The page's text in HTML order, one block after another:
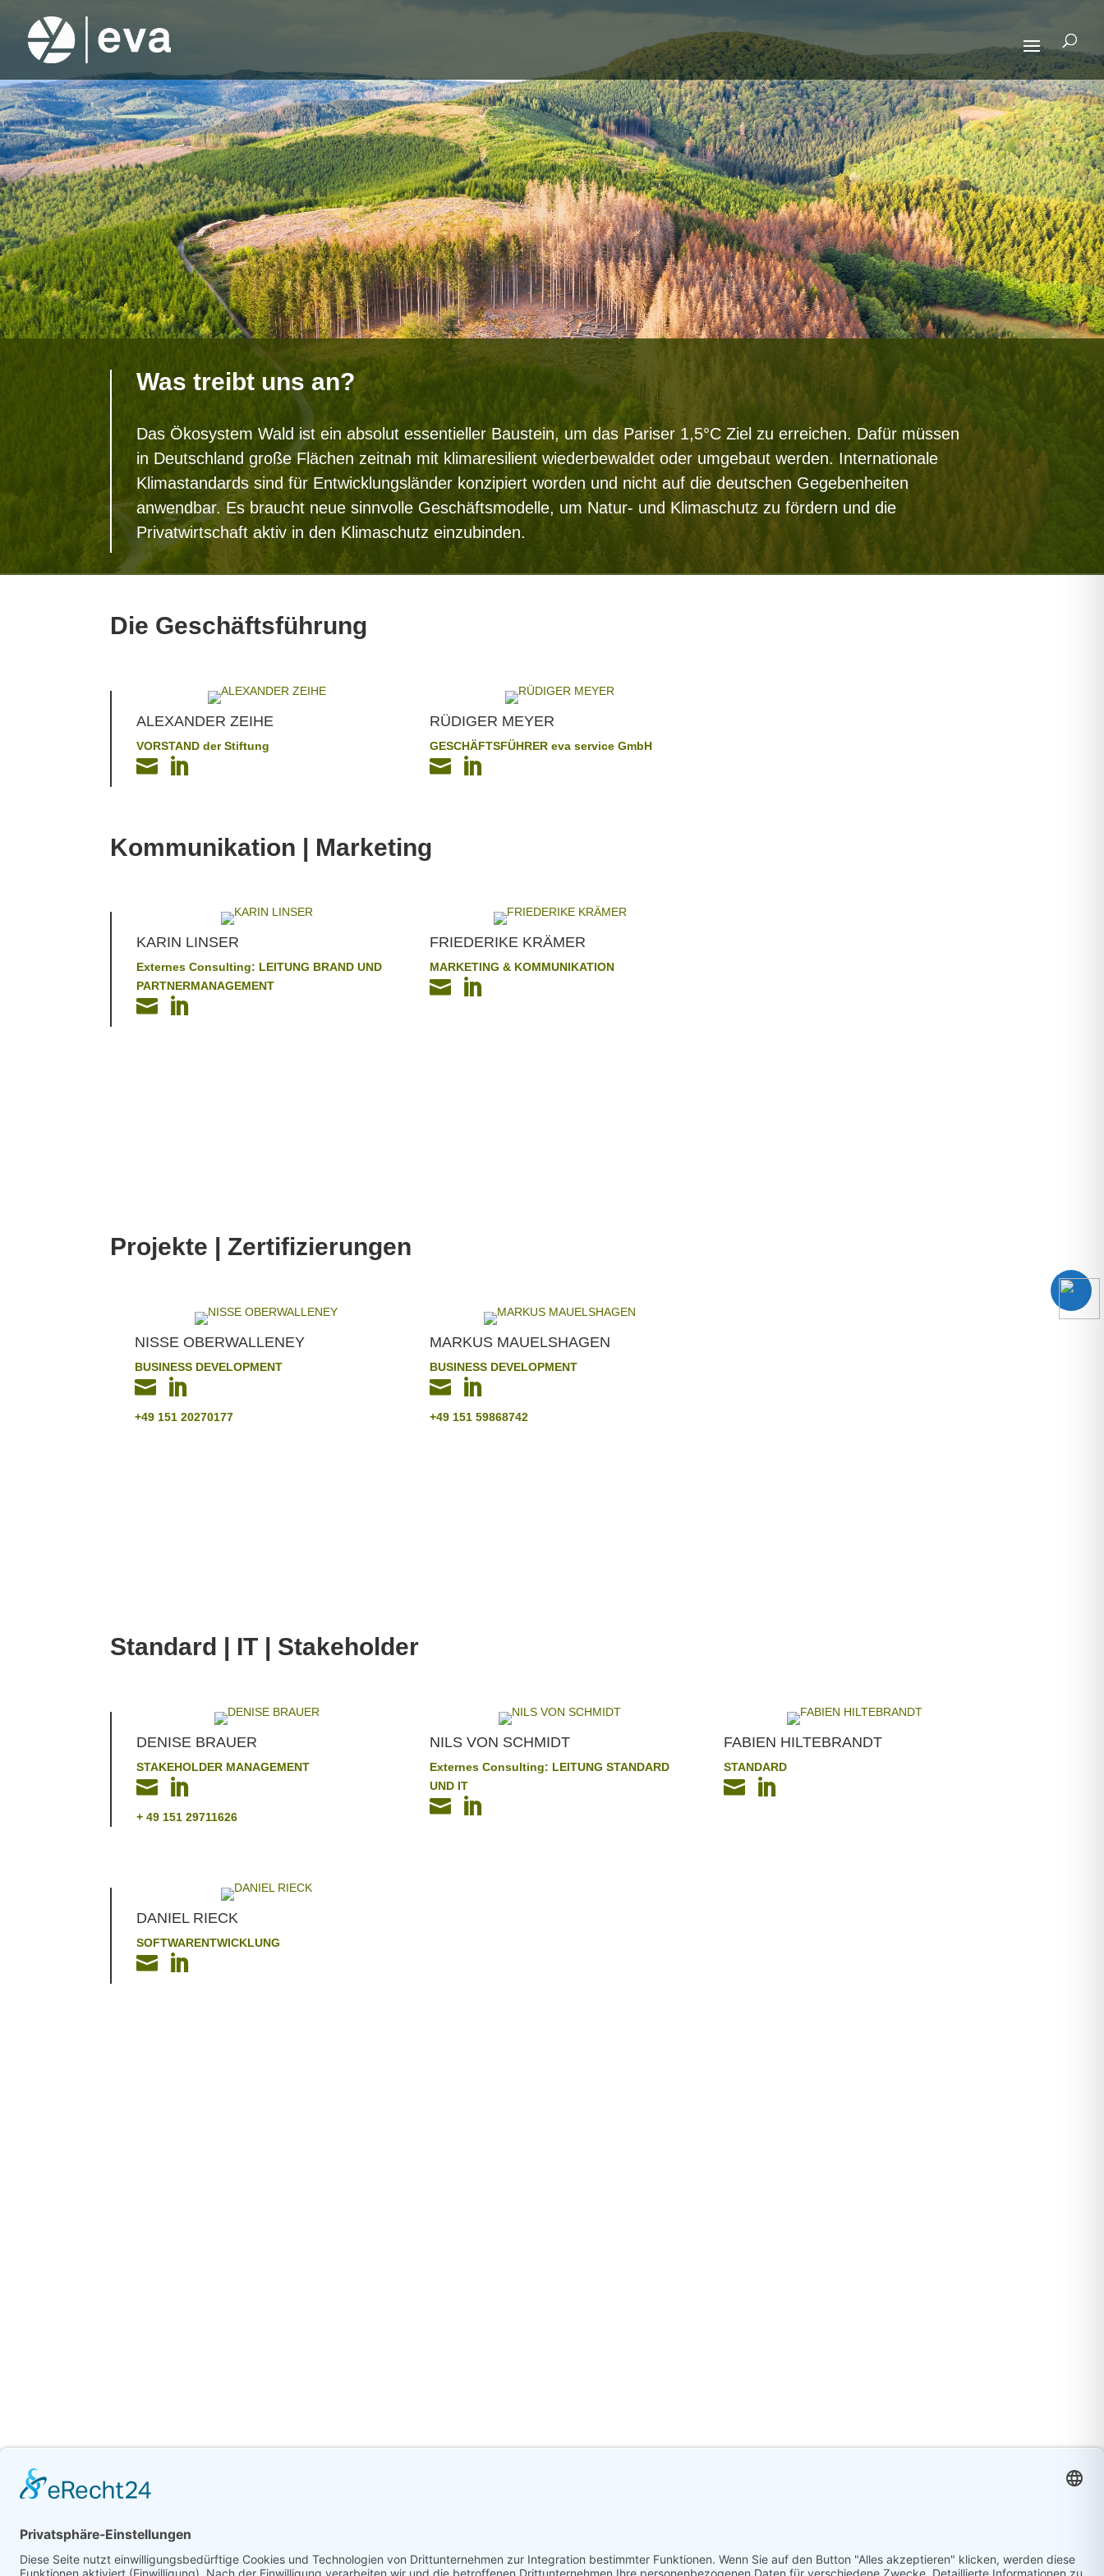
Was treibt uns an?
Das Ökosystem Wald ist ein absolut essentieller Baustein, um das Pariser 1,5°C Ziel zu erreichen. Dafür müssen
in Deutschland große Flächen zeitnah mit klimaresilient wiederbewaldet oder umgebaut werden. Internationale
Klimastandards sind für Entwicklungsländer konzipiert worden und nicht auf die deutschen Gegebenheiten
anwendbar. Es braucht neue sinnvolle Geschäftsmodelle, um Natur- und Klimaschutz zu fördern und die
Privatwirtschaft aktiv in den Klimaschutz einzubinden.
Die Geschäftsführung
ALEXANDER ZEIHE
VORSTAND der Stiftung
 
RÜDIGER MEYER
GESCHÄFTSFÜHRER eva service GmbH
 
Kommunikation | Marketing
KARIN LINSER
Externes Consulting: LEITUNG BRAND UND
PARTNERMANAGEMENT
 
FRIEDERIKE KRÄMER
MARKETING & KOMMUNIKATION
 
Projekte | Zertifizierungen
NISSE OBERWALLENEY
BUSINESS DEVELOPMENT
 
+49 151 20270177
MARKUS MAUELSHAGEN
BUSINESS DEVELOPMENT
 
+49 151 59868742
Standard | IT | Stakeholder
DENISE BRAUER
STAKEHOLDER MANAGEMENT
 
+ 49 151 29711626
DANIEL RIECK
SOFTWARENTWICKLUNG
 
NILS VON SCHMIDT
Externes Consulting: LEITUNG STANDARD
UND IT
 
FABIEN HILTEBRANDT
STANDARD
 